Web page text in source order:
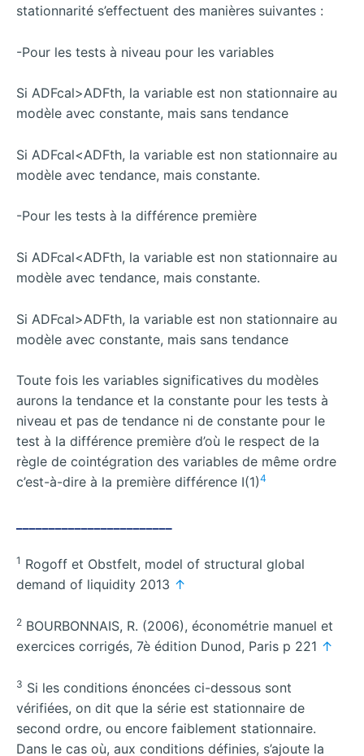
stationnarité s’effectuent des manières suivantes :
-Pour les tests à niveau pour les variables
Si ADFcal>ADFth, la variable est non stationnaire au
modèle avec constante, mais sans tendance
Si ADFcal<ADFth, la variable est non stationnaire au
modèle avec tendance, mais constante.
-Pour les tests à la différence première
Si ADFcal<ADFth, la variable est non stationnaire au
modèle avec tendance, mais constante.
Si ADFcal>ADFth, la variable est non stationnaire au
modèle avec constante, mais sans tendance
Toute fois les variables significatives du modèles
aurons la tendance et la constante pour les tests à
niveau et pas de tendance ni de constante pour le
test à la différence première d’où le respect de la
règle de cointégration des variables de même ordre
c’est-à-dire à la première différence I(1)4
1 Rogoff et Obstfelt, model of structural global
demand of liquidity 2013 ↑
2 BOURBONNAIS, R. (2006), économétrie manuel et
exercices corrigés, 7è édition Dunod, Paris p 221 ↑
3 Si les conditions énoncées ci-dessous sont
vérifiées, on dit que la série est stationnaire de
second ordre, ou encore faiblement stationnaire.
Dans le cas où, aux conditions définies, s’ajoute la